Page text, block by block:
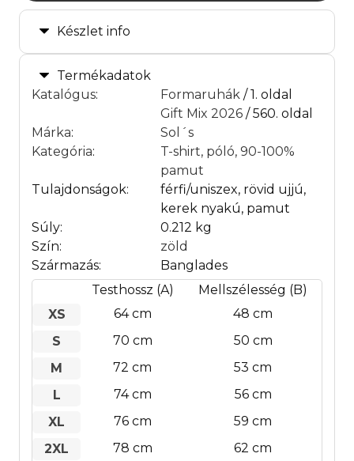
Készlet info
Termékadatok
Katalógus: Formaruhák / 1. oldal
Gift Mix 2026 / 560. oldal
Márka:
Sol´s
Kategória:
T-shirt, póló, 90-100%
pamut
Tulajdonságok:
férfi/uniszex, rövid ujjú,
kerek nyakú, pamut
Súly:
0.212 kg
Szín:
zöld
Származás:
Banglades
Testhossz (A)
Mellszélesség (B)
XS
64 cm
48 cm
S
70 cm
50 cm
M
72 cm
53 cm
L
74 cm
56 cm
XL
76 cm
59 cm
2XL
78 cm
62 cm